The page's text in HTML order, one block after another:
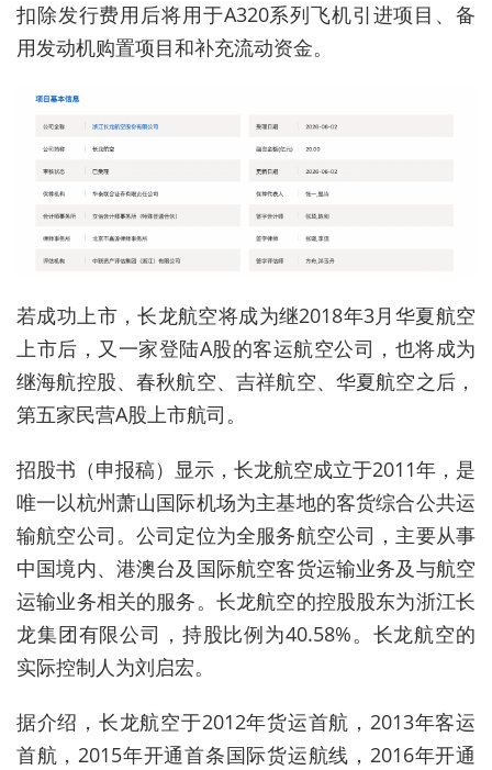
扣除发行费用后将用于A320系列飞机引进项目、备
用发动机购置项目和补充流动资金。
若成功上市，长龙航空将成为继2018年3月华夏航空
上市后，又一家登陆A股的客运航空公司，也将成为
继海航控股、春秋航空、吉祥航空、华夏航空之后，
第五家民营A股上市航司。
招股书（申报稿）显示，长龙航空成立于2011年，是
唯一以杭州萧山国际机场为主基地的客货综合公共运
输航空公司。公司定位为全服务航空公司，主要从事
中国境内、港澳台及国际航空客货运输业务及与航空
运输业务相关的服务。 长龙航空的控股股东为浙江长
龙集团有限公司，持股比例为40.58%。长龙航空的
实际控制人为刘启宏。
据介绍， 长龙航空于2012年货运首航，2013年客运
首航，2015年开通首条国际货运航线，2016年开通